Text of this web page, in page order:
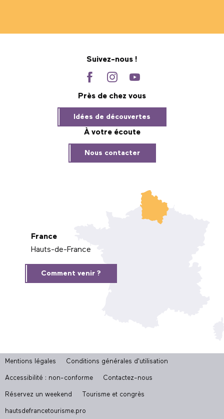
Suivez-nous !
Près de chez vous
Idées de découvertes
À votre écoute
Nous contacter
France
Hauts-de-France
Comment venir ?
Mentions légales Conditions générales d'utilisation
Accessibilité : non-conforme Contactez-nous
Réservez un weekend Tourisme et congrès
hautsdefrancetourisme.pro